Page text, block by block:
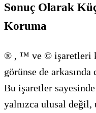
Sonuç Olarak
Koruma
® , ™ ve © işaretleri
görünse de
Bu işaretler
yalnızca ulusal değil,